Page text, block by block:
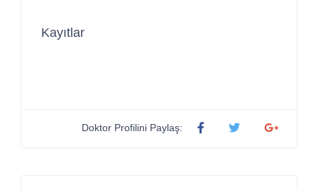
Kayıtlar
Doktor Profilini Paylaş: